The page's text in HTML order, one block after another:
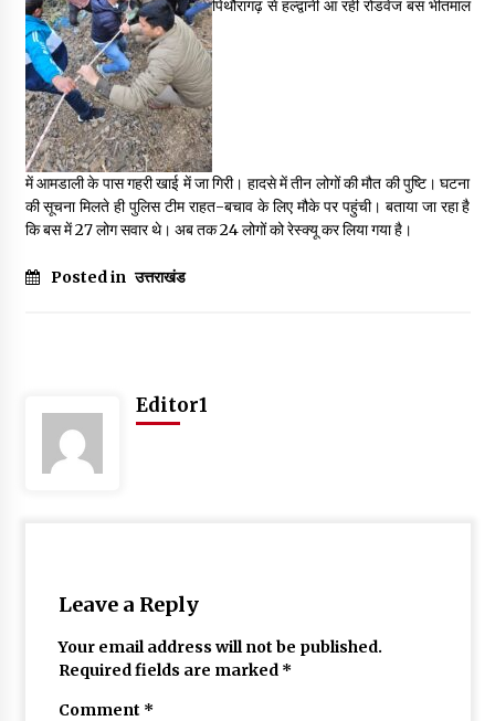
May 16, 2022
Thought Of The Day 14 May
May 14, 2022
Thought Of The Day 13 May
May 13, 2022
Thought Of The Day 12 May
May 11, 2022
May 9, 2022
पिथौरागढ़ से हल्द्वानी आ रही रोडवेज बस भीतमाल
में आमडाली के पास गहरी खाई में जा गिरी। हादसे में तीन लोगों की मौत की पुष्टि। घटना
की सूचना मिलते ही पुलिस टीम राहत-बचाव के लिए मौके पर पहुंची। बताया जा रहा है
कि बस में 27 लोग सवार थे। अब तक 24 लोगों को रेस्क्यू कर लिया गया है।
Posted in उत्तराखंड
Editor1
Leave a Reply
Your email address will not be published.
Required fields are marked *
Comment *